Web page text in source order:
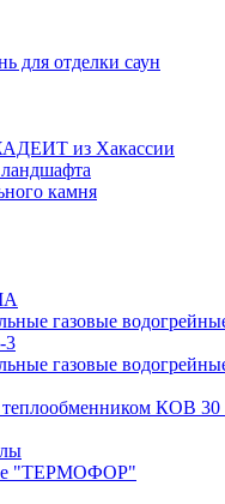
для отделки саун
из Хакассии
камня
газовые
3
газовые
КОВ 30
"ТЕРМОФОР"